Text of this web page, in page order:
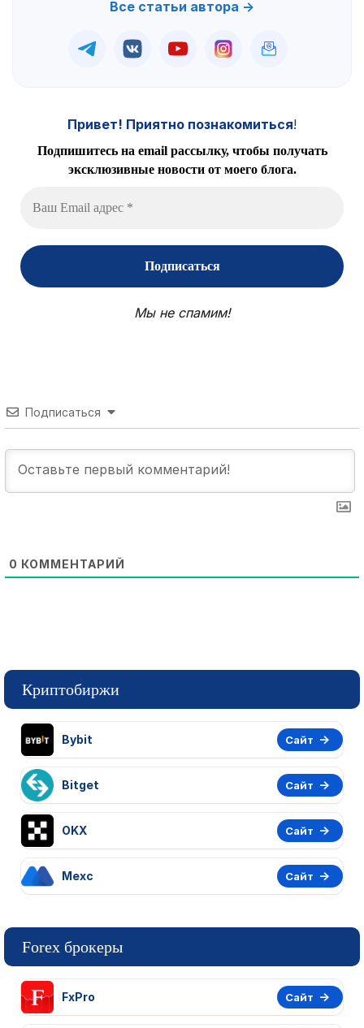
Все статьи автора →
Привет! Приятно познакомиться!
Подпишитесь на email рассылку, чтобы получать
эксклюзивные новости от моего блога.
Мы не спамим!
Подписаться
0 КОММЕНТАРИЙ
Криптобиржи
Bybit Сайт
Bitget Сайт
OKX Сайт
Mexc Сайт
Forex брокеры
FxPro Сайт